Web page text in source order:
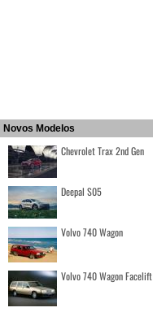
Novos Modelos
Chevrolet Trax 2nd Gen
Deepal S05
Volvo 740 Wagon
Volvo 740 Wagon Facelift